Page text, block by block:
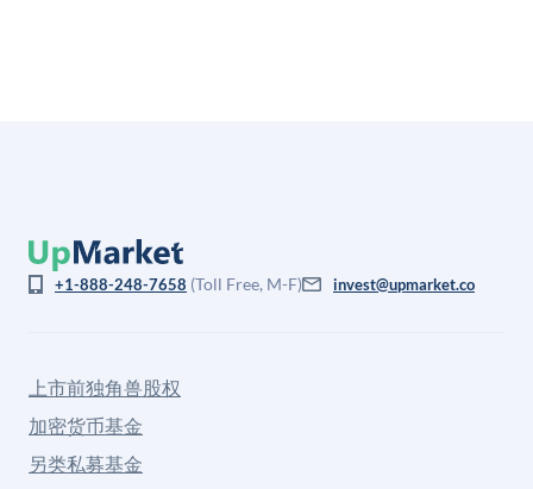
+1-888-248-7658 (Toll Free, M-F) invest@upmarket.co
上市前独角兽股权
加密货币基金
另类私募基金